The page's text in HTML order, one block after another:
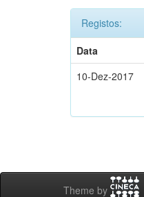
Registos:
Data
10-Dez-2017
Theme by